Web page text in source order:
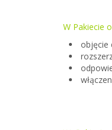
W Pakiecie
objęcie